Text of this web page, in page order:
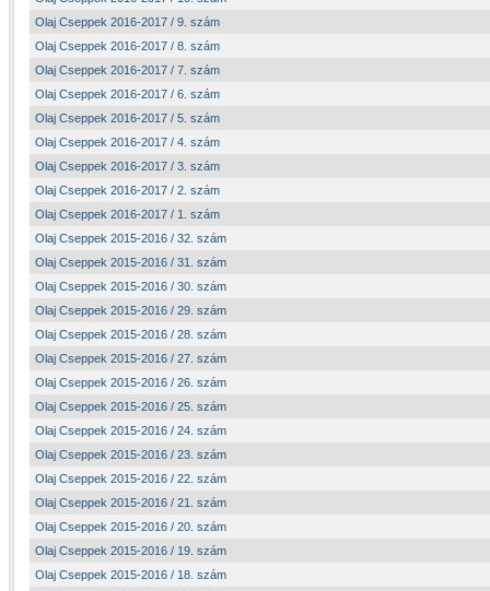
Olaj Cseppek 2016-2017 / 9. szám
Olaj Cseppek 2016-2017 / 8. szám
Olaj Cseppek 2016-2017 / 7. szám
Olaj Cseppek 2016-2017 / 6. szám
Olaj Cseppek 2016-2017 / 5. szám
Olaj Cseppek 2016-2017 / 4. szám
Olaj Cseppek 2016-2017 / 3. szám
Olaj Cseppek 2016-2017 / 2. szám
Olaj Cseppek 2016-2017 / 1. szám
Olaj Cseppek 2015-2016 / 32. szám
Olaj Cseppek 2015-2016 / 31. szám
Olaj Cseppek 2015-2016 / 30. szám
Olaj Cseppek 2015-2016 / 29. szám
Olaj Cseppek 2015-2016 / 28. szám
Olaj Cseppek 2015-2016 / 27. szám
Olaj Cseppek 2015-2016 / 26. szám
Olaj Cseppek 2015-2016 / 25. szám
Olaj Cseppek 2015-2016 / 24. szám
Olaj Cseppek 2015-2016 / 23. szám
Olaj Cseppek 2015-2016 / 22. szám
Olaj Cseppek 2015-2016 / 21. szám
Olaj Cseppek 2015-2016 / 20. szám
Olaj Cseppek 2015-2016 / 19. szám
Olaj Cseppek 2015-2016 / 18. szám